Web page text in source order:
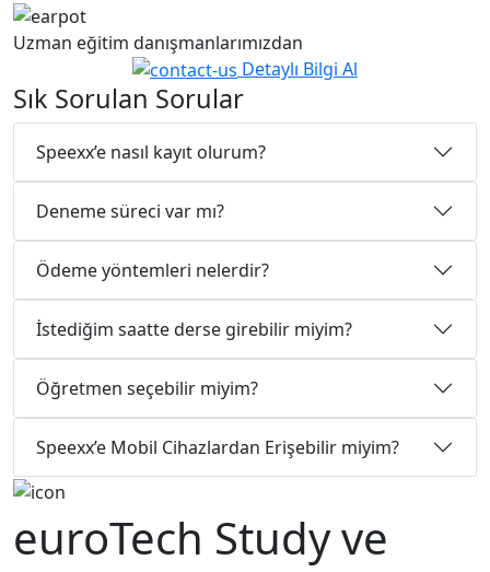
Uzman eğitim danışmanlarımızdan
Detaylı Bilgi Al
Sık Sorulan Sorular
Speexx’e nasıl kayıt olurum?
Deneme süreci var mı?
Ödeme yöntemleri nelerdir?
İstediğim saatte derse girebilir miyim?
Öğretmen seçebilir miyim?
Speexx’e Mobil Cihazlardan Erişebilir miyim?
euroTech Study ve